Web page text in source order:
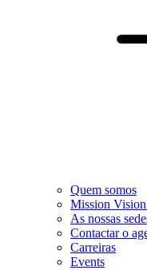
Quem somos
Mission
As nossas
Contactar o
Carreiras
Events